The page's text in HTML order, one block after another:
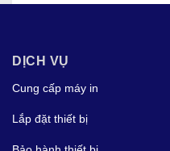
DỊCH VỤ
Cung cấp máy in
Lắp đặt thiết bị